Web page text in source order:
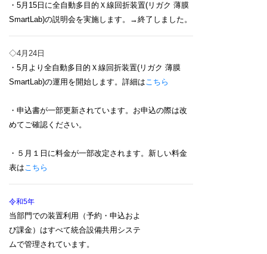
・5月15日に全自動多目的Ｘ線回折装置(リガク 薄膜
SmartLab)の説明会を実施します。→終了しました。
◇4月24日
・5月より全自動多目的Ｘ線回折装置(リガク 薄膜
SmartLab)の運用を開始します。詳細はこちら
・申込書が一部更新されています。お申込の際は改
めてご確認ください。
・５月１日に料金が一部改定されます。新しい料金
表はこちら
令和5年
当部門での装置利用（予約・申込およ
び課金）はすべて統合設備共用システ
ムで管理されています。